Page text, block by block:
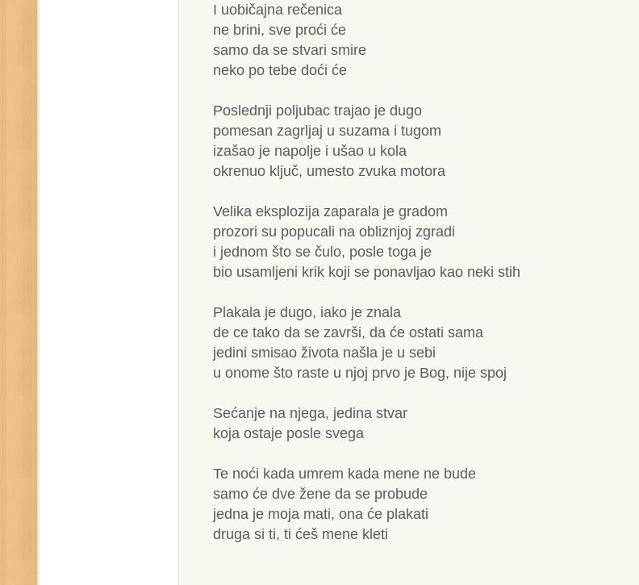
I uobičajna rečenica
ne brini, sve proći će
samo da se stvari smire
neko po tebe doći će
Poslednji poljubac trajao je dugo
pomesan zagrljaj u suzama i tugom
izašao je napolje i ušao u kola
okrenuo ključ, umesto zvuka motora
Velika eksplozija zaparala je gradom
prozori su popucali na obliznjoj zgradi
i jednom što se čulo, posle toga je
bio usamljeni krik koji se ponavljao kao neki stih
Plakala je dugo, iako je znala
de ce tako da se završi, da će ostati sama
jedini smisao života našla je u sebi
u onome što raste u njoj prvo je Bog, nije spoj
Sećanje na njega, jedina stvar
koja ostaje posle svega
Te noći kada umrem kada mene ne bude
samo će dve žene da se probude
jedna je moja mati, ona će plakati
druga si ti, ti ćeš mene kleti